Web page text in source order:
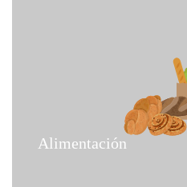
Alimentación